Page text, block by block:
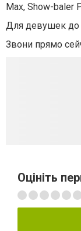
Max, Show-baler
Для девушек до
Звони прямо
Оцініть